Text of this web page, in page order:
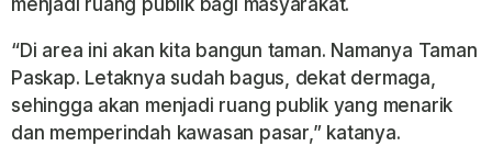
menjadi ruang publik bagi masyarakat.
“Di area ini akan kita bangun taman. Namanya Taman
Paskap. Letaknya sudah bagus, dekat dermaga,
sehingga akan menjadi ruang publik yang menarik
dan memperindah kawasan pasar,” katanya.